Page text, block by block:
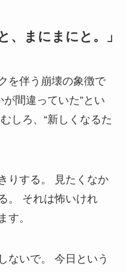
、まにまにと。」
を伴う崩壊の象徴で
間違っていた”とい
しろ、“新しくなるた
りする。 見たくなか
。 それは怖いけれ
す。
ないで。 今日という